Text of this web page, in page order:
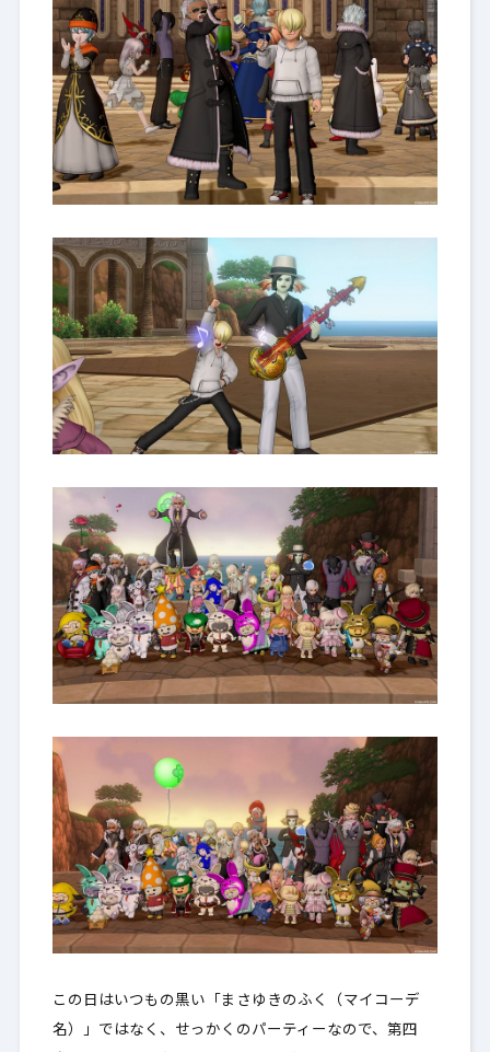
この日はいつもの黒い「まさゆきのふく（マイコーデ
名）」ではなく、せっかくのパーティーなので、第四